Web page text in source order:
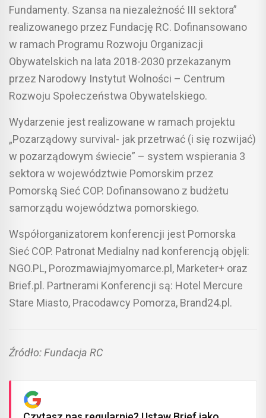
Fundamenty. Szansa na niezależność III sektora”
realizowanego przez Fundację RC. Dofinansowano
w ramach Programu Rozwoju Organizacji
Obywatelskich na lata 2018-2030 przekazanym
przez Narodowy Instytut Wolności – Centrum
Rozwoju Społeczeństwa Obywatelskiego.
Wydarzenie jest realizowane w ramach projektu
„Pozarządowy survival- jak przetrwać (i się rozwijać)
w pozarządowym świecie” – system wspierania 3
sektora w województwie Pomorskim przez
Pomorską Sieć COP. Dofinansowano z budżetu
samorządu województwa pomorskiego.
Współorganizatorem konferencji jest Pomorska
Sieć COP. Patronat Medialny nad konferencją objęli:
NGO.PL, Porozmawiajmyomarce.pl, Marketer+ oraz
Brief.pl. Partnerami Konferencji są: Hotel Mercure
Stare Miasto, Pracodawcy Pomorza, Brand24.pl.
Źródło: Fundacja RC